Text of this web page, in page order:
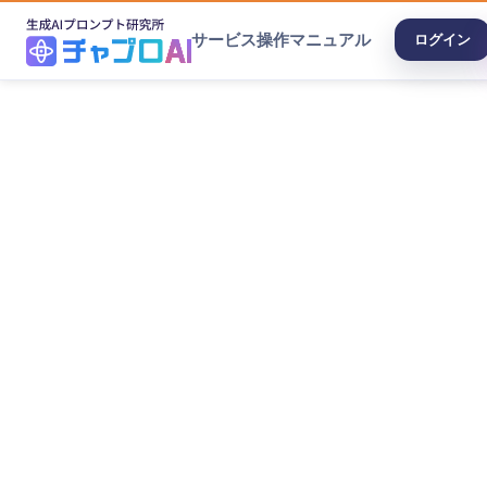
サービス操作マニュアル ログイン